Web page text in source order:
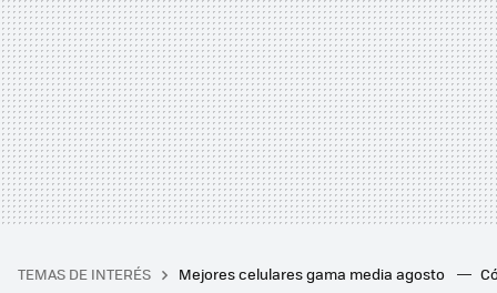
TEMAS DE INTERÉS Mejores celulares gama media agosto